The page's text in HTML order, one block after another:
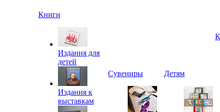
Книги
Издания для
детей
Издания к
выставкам
Сувениры Детям